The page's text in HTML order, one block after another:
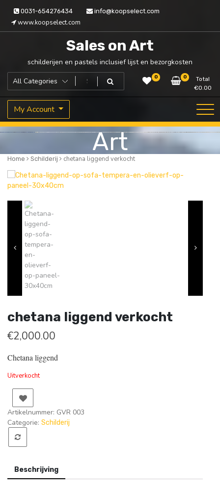
content
0031-654276434 info@koopselect.com
www.koopselect.com
Sales on Art
schilderijen en pastels inclusief lijst en bezorgkosten
0 0
Total
€0.00
My Account
Art
Home Schilderij chetana liggend verkocht
chetana liggend verkocht
€2,000.00
Chetana liggend
Uitverkocht
Artikelnummer: GVR 003
Categorie: Schilderij
Beschrijving